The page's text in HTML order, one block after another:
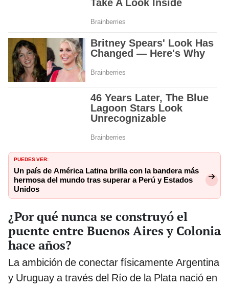
PUEDES VER:
Un país de América Latina brilla con la bandera más
hermosa del mundo tras superar a Perú y Estados
Unidos
¿Por qué nunca se construyó el
puente entre Buenos Aires y Colonia
hace años?
La ambición de conectar físicamente Argentina
y Uruguay a través del Río de la Plata nació en